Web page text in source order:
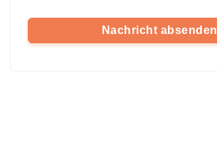
Nachricht absenden